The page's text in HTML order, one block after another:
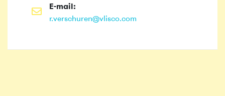
E-mail:
r.verschuren@vlisco.com